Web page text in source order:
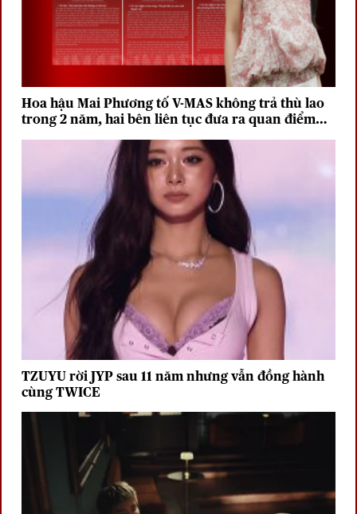
Hoa hậu Mai Phương tố V-MAS không trả thù lao
trong 2 năm, hai bên liên tục đưa ra quan điểm
trái chiều
TZUYU rời JYP sau 11 năm nhưng vẫn đồng hành
cùng TWICE